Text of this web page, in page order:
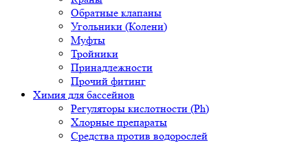
Обратные клапаны
Угольники (Колени)
Муфты
Тройники
Принадлежности
Прочий фитинг
Химия для бассейнов
Регуляторы кислотности (Ph)
Хлорные препараты
Средства против водорослей